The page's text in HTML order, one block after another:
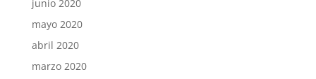
junio 2020
mayo 2020
abril 2020
marzo 2020